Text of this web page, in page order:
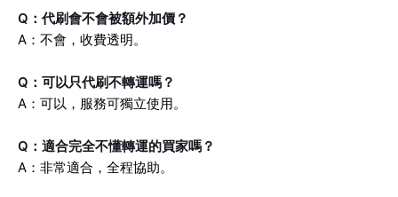
Q：代刷會不會被額外加價？
A：不會，收費透明。
Q：可以只代刷不轉運嗎？
A：可以，服務可獨立使用。
Q：適合完全不懂轉運的買家嗎？
A：非常適合，全程協助。